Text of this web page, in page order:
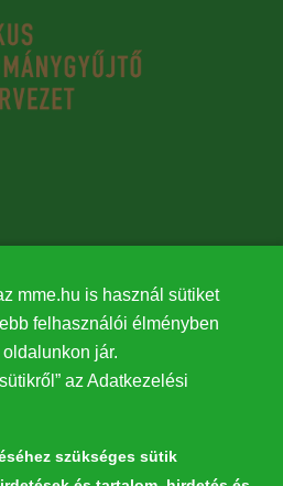
híreinkről, eseményeinkről!
mme.hu is használ sütiket
felhasználói élményben
jár.
az Adatkezelési
szükséges sütik